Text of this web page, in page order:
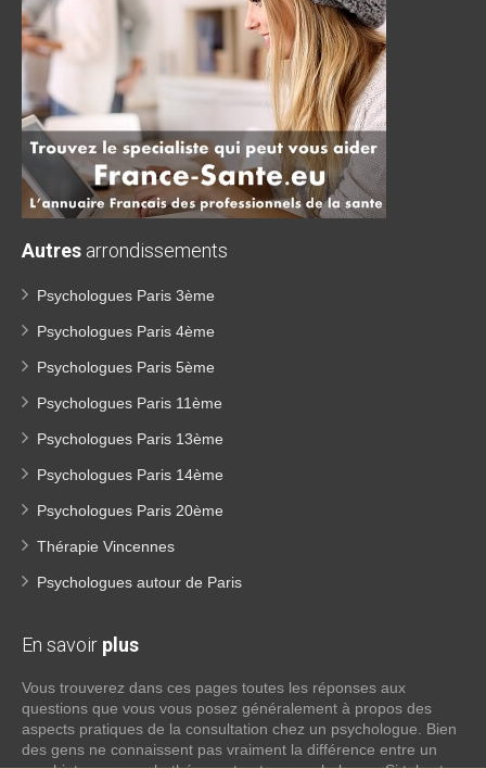
Autres arrondissements
Psychologues Paris 3ème
Psychologues Paris 4ème
Psychologues Paris 5ème
Psychologues Paris 11ème
Psychologues Paris 13ème
Psychologues Paris 14ème
Psychologues Paris 20ème
Thérapie Vincennes
Psychologues autour de Paris
En savoir plus
Vous trouverez dans ces pages toutes les réponses aux
questions que vous vous posez généralement à propos des
aspects pratiques de la consultation chez un psychologue. Bien
des gens ne connaissent pas vraiment la différence entre un